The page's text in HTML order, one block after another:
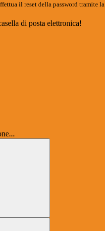
il reset della password tramite la
di posta elettronica!